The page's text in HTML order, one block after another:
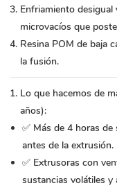
Enfriamiento
microvacíos que
Resina POM de baja
la fusión.
Lo que hacemos de
años):
✅ Más de 4 horas
antes de la extrusión.
✅ Extrusoras con
sustancias volátiles y